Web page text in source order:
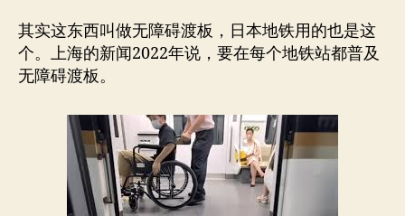
其实这东西叫做无障碍渡板，日本地铁用的也是这
个。上海的新闻2022年说，要在每个地铁站都普及
无障碍渡板。